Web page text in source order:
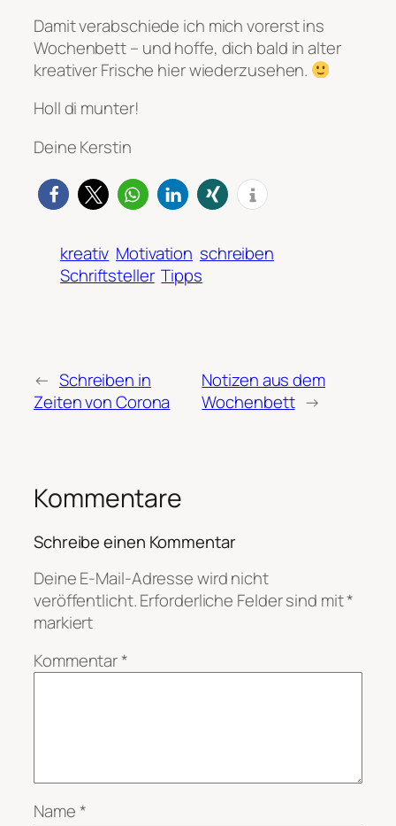
Damit verabschiede ich mich vorerst ins
Wochenbett – und hoffe, dich bald in alter
kreativer Frische hier wiederzusehen.
Holl di munter!
Deine Kerstin
kreativ Motivation schreiben
Schriftsteller Tipps
← Schreiben in
Zeiten von Corona
Notizen aus dem
Wochenbett →
Kommentare
Schreibe einen Kommentar
Deine E-Mail-Adresse wird nicht
veröffentlicht.Erforderliche Felder sind mit*
markiert
Kommentar*
Name*